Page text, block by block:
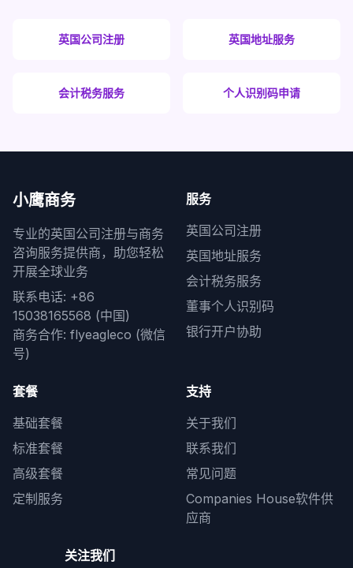
英国公司注册 英国地址服务
会计税务服务 个人识别码申请
小鹰商务
专业的英国公司注册与商务
咨询服务提供商，助您轻松
开展全球业务
联系电话: +86
15038165568 (中国)
商务合作: flyeagleco (微信
号)
服务
英国公司注册
英国地址服务
会计税务服务
董事个人识别码
银行开户协助
套餐
基础套餐
标准套餐
高级套餐
定制服务
支持
关于我们
联系我们
常见问题
Companies House软件供
应商
关注我们